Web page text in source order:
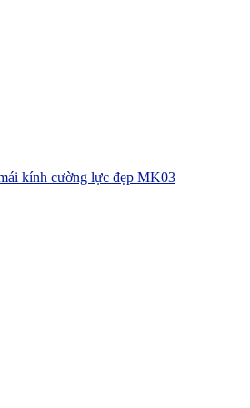
kính cường lực đẹp MK03